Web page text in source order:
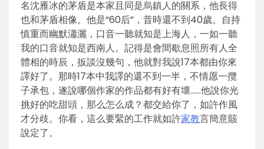
名沈雁冰的茅盾是本家且同是烏鎮人的關系，他長得
也和茅盾相像。他是“60后”，昔時還不到40歲。自持
慎重而幽默瀟灑，口音一聽就知是上海人，一如一聽
我的口音就知是西南人。記得是會間歇息照所有人全
體相的時辰，扳談沒幾句，他就對我說17本都由你來
譯好了。那時17本中我譯的還不到一半，不情愿一攬
子承包，遂說哪個作家的作品都有好有壞……他說你光
挑好的吃甜頭，那么怎么成？都交給你了，如許作風
才分歧。你看，這么要緊的工作就如許家教言簡意賅
說定了。